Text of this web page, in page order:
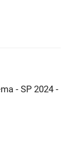
- SP 2024 -